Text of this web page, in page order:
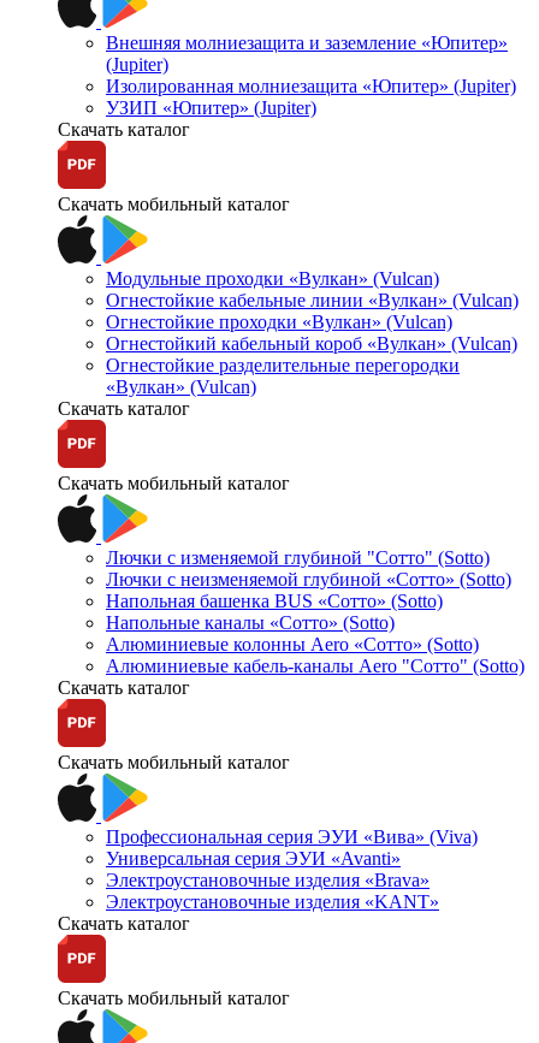
Внешняя молниезащита и заземление «Юпитер»
(Jupiter)
Изолированная молниезащита «Юпитер» (Jupiter)
УЗИП «Юпитер» (Jupiter)
Скачать каталог
Скачать мобильный каталог
Модульные проходки «Вулкан» (Vulcan)
Огнестойкие кабельные линии «Вулкан» (Vulcan)
Огнестойкие проходки «Вулкан» (Vulcan)
Огнестойкий кабельный короб «Вулкан» (Vulcan)
Огнестойкие разделительные перегородки
«Вулкан» (Vulcan)
Скачать каталог
Скачать мобильный каталог
Лючки с изменяемой глубиной "Сотто" (Sotto)
Лючки с неизменяемой глубиной «Сотто» (Sotto)
Напольная башенка BUS «Сотто» (Sotto)
Напольные каналы «Сотто» (Sotto)
Алюминиевые колонны Aero «Сотто» (Sotto)
Алюминиевые кабель-каналы Aero "Сотто" (Sotto)
Скачать каталог
Скачать мобильный каталог
Профессиональная серия ЭУИ «Вива» (Viva)
Универсальная серия ЭУИ «Avanti»
Электроустановочные изделия «Brava»
Электроустановочные изделия «KANT»
Скачать каталог
Скачать мобильный каталог